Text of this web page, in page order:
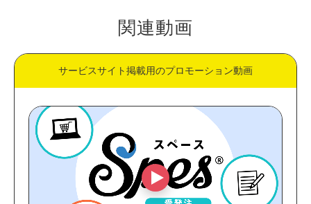
関連動画
サービスサイト掲載用のプロモーション動画